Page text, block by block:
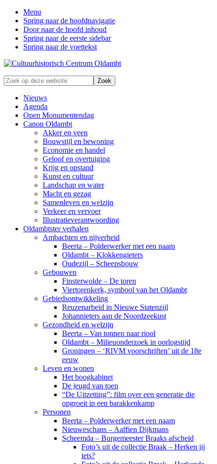
Menu
Spring naar de hoofdnavigatie
Door naar de hoofd inhoud
Spring naar de eerste sidebar
Spring naar de voettekst
Zonder
verleden
geen
toekomst
Zoek
op
deze
website
Nieuws
Agenda
Open Monumentendag
Canon Oldambt
Akker en veen
Bouwstijl en bewoning
Economie en handel
Geloof en overtuiging
Krijg en opstand
Kunst en cultuur
Landschap en water
Macht en gezag
Samenleven en welzijn
Verkeer en vervoer
Illustratieverantwoording
Oldambtster verhalen
Ambachten en nijverheid
Beerta – Polderwerker met een naam
Oldambt – Klokkengieters
Oudezijl – Scheepsbouw
Gebouwen
Finsterwolde – De toren
Viertorenkerk, symbool van het Oldambt
Gebiedsontwikkeling
Reuzenarbeid in Nieuwe Statenzijl
Johannieters aan de Noordzeekust
Gezondheid en welzijn
Beerta – Van tonnen naar riool
Oldambt – Milieuonderzoek in oorlogstijd
Groningen – ‘RIVM voorschriften’ uit de 18e
eeuw
Leven en wonen
Het boogkabinet
De jeugd van toen
“De Uitzetting”: film over een generatie die
opgroeit in een barakkenkamp
Personen
Beerta – Polderwerker met een naam
Nieuweschans – Aaffien Dijkmans
Scheemda – Burgemeester Braaks afscheid
Foto’s uit de collectie Braak – Herken jij
iets?